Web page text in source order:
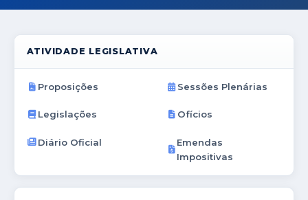
ATIVIDADE LEGISLATIVA
Proposições Sessões Plenárias
Legislações Ofícios
Diário Oficial
Emendas
Impositivas